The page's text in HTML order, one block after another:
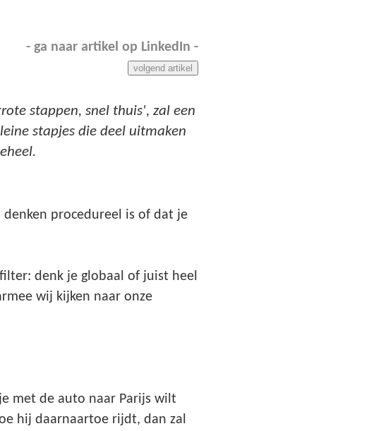
- ga naar artikel op LinkedIn -
volgend artikel
stappen, snel thuis', zal een
stapjes die deel uitmaken
procedureel is of dat je
denk je globaal of juist heel
wij kijken naar onze
met de auto naar Parijs wilt
hij daarnaartoe rijdt, dan zal